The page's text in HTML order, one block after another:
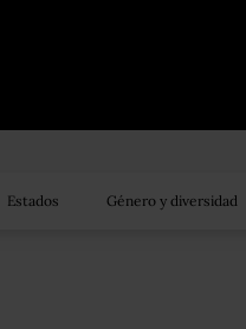
Estados Género y diversidad